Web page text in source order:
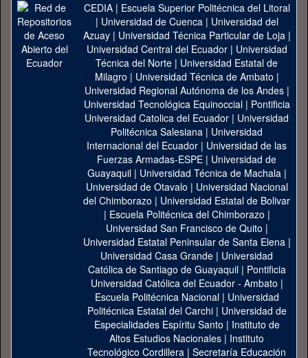
CEDIA| Escuela Superior Politécnica del Litoral
| Universidad de Cuenca| Universidad del
Azuay| Universidad Técnica Particular de Loja|
Universidad Central del Ecuador| Universidad
Técnica del Norte | Universidad Estatal de
Milagro | Universidad Técnica de Ambato |
Universidad Regional Autónoma de los Andes|
Universidad Tecnológica Equinoccial| Pontificia
Universidad Catolica del Ecuador | Universidad
Politécnica Salesiana | Universidad
Internacional del Ecuador | Universidad de las
Fuerzas Armadas-ESPE | Universidad de
Guayaquil| Universidad Técnica de Machala|
Universidad de Otavalo | Universidad Nacional
del Chimborazo | Universidad Estatal de Bolivar
| Escuela Politécnica del Chimborazo |
Universidad San Francisco de Quito |
Universidad Estatal Peninsular de Santa Elena|
Universidad Casa Grande | Universidad
Católica de Santiago de Guayaquil| Pontificia
Universidad Católica del Ecuador - Ambato |
Escuela Politécnica Nacional| Universidad
Politécnica Estatal del Carchi| Universidad de
Especialidades Espíritu Santo | Instituto de
Altos Estudios Nacionales | Instituto
Tecnológico Cordillera | Secretaría Educación